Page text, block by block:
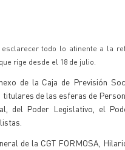
todo lo atinente a la
rige desde el 18 de julio.
de la Caja de Previsión
de las esferas de
del Poder Legislativo, el
de la CGT FORMOSA,